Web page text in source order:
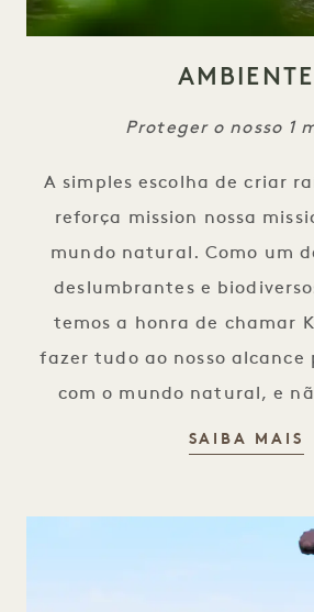
AMBIENTE
Proteger o nosso 1
A simples escolha de criar
reforça mission nossa
mundo natural. Como um
deslumbrantes e
temos a honra de chamar
fazer tudo ao nosso
com o mundo natural, e
SAIBA MAIS